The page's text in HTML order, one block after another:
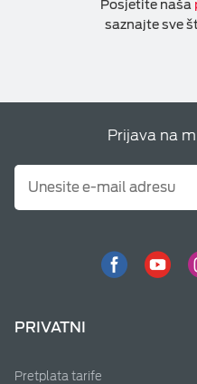
Posjetite naša
saznajte sve
Prijava na
PRIVATNI
Pretplata tarife